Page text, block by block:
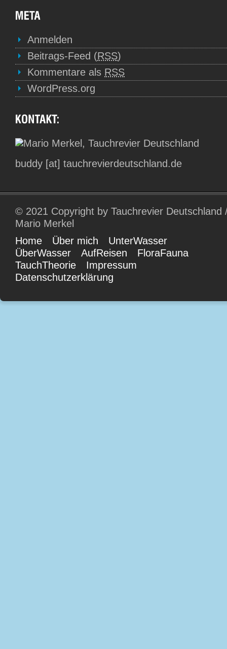
Anmelden
Beitrags-Feed (RSS)
Kommentare als RSS
WordPress.org
buddy [at] tauchrevierdeutschland.de
© 2021 Copyright by Tauchrevier Deutschland
Mario Merkel
Home
Über mich
UnterWasser
ÜberWasser
AufReisen
FloraFauna
TauchTheorie
Impressum
Datenschutzerklärung